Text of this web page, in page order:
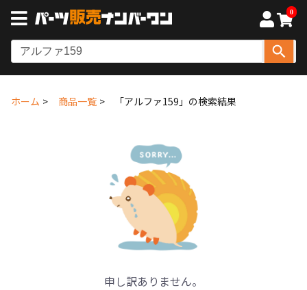
0
ホーム 商品一覧 「アルファ159」の検索結果
申し訳ありません。